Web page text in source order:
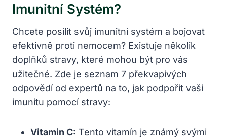
Imunitní Systém?
Chcete posílit svůj imunitní systém a bojovat
efektivně proti nemocem? Existuje několik
doplňků stravy, které mohou být pro vás
užitečné. Zde je seznam 7 překvapivých
odpovědí od expertů na to, jak podpořit vaši
imunitu pomocí stravy:
Vitamin C: Tento vitamín je známý svými